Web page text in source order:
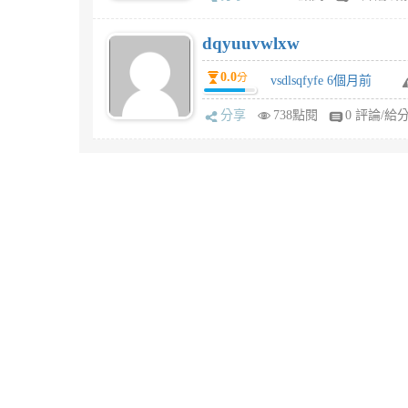
dqyuuvwlxw
0.0分 vsdlsqfyfe 6個月前
分享 738點閱 0 評論/給